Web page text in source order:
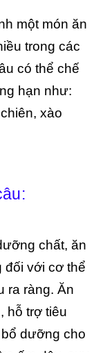
một món ăn
trong các
có thể chế
hạn như:
xào
chất, ăn
đối với cơ thể
ra ràng. Ăn
hỗ trợ tiêu
dưỡng cho